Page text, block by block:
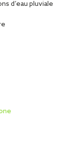
d’eau pluviale